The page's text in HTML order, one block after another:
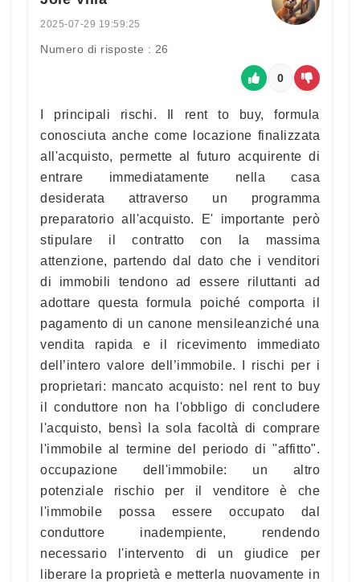
2025-07-29 19:59:25
Numero di risposte : 26
0
I principali rischi. Il rent to buy, formula
conosciuta anche come locazione finalizzata
all'acquisto, permette al futuro acquirente di
entrare immediatamente nella casa
desiderata attraverso un programma
preparatorio all'acquisto. E' importante però
stipulare il contratto con la massima
attenzione, partendo dal dato che i venditori
di immobili tendono ad essere riluttanti ad
adottare questa formula poiché comporta il
pagamento di un canone mensileanziché una
vendita rapida e il ricevimento immediato
dell’intero valore dell’immobile. I rischi per i
proprietari: mancato acquisto: nel rent to buy
il conduttore non ha l'obbligo di concludere
l'acquisto, bensì la sola facoltà di comprare
l'immobile al termine del periodo di "affitto".
occupazione dell'immobile: un altro
potenziale rischio per il venditore è che
l'immobile possa essere occupato dal
conduttore inadempiente, rendendo
necessario l'intervento di un giudice per
liberare la proprietà e metterla nuovamente in